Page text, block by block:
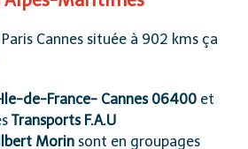
Cannes située à 902 kms ça
de-France- Cannes 06400 et
Transports F.A.U
Morin sont en groupages